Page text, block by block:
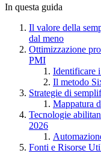
In questa guida
Il valore della
dal meno
Ottimizzazione
PMI
Identificare
Il metodo
Strategie di
Mappatura
Tecnologie
2026
Fonti e Risorse